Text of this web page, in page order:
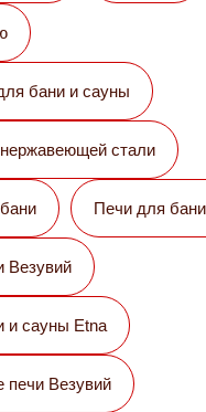
бани и сауны
стали
Печи для
Везувий
и сауны Etna
печи Везувий